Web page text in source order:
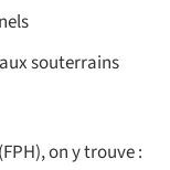
souterrains
on y trouve :